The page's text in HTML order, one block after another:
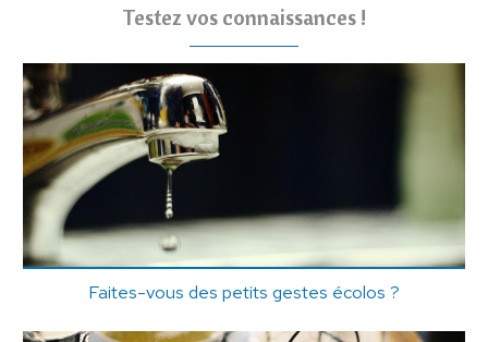
Testez vos connaissances !
Faites-vous des petits gestes écolos ?